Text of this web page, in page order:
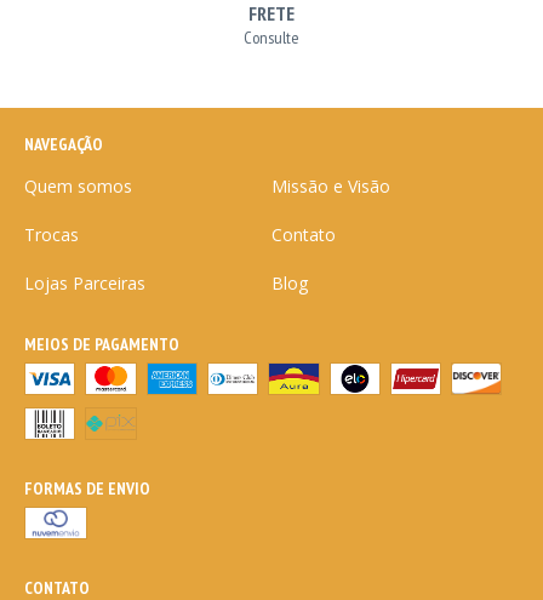
FRETE
Consulte
NAVEGAÇÃO
Quem somos Missão e Visão
Trocas Contato
Lojas Parceiras Blog
MEIOS DE PAGAMENTO
FORMAS DE ENVIO
CONTATO